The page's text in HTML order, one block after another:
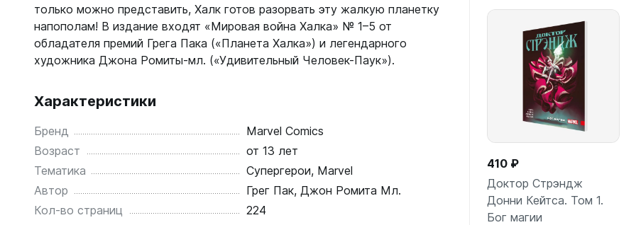
В корзину
410 ₽
Доктор Стрэндж
Донни Кейтса. Том 1.
Бог магии
только можно представить, Халк готов разорвать эту жалкую планетку
напополам! В издание входят «Мировая война Халка» № 1–5 от
обладателя премий Грега Пака («Планета Халка») и легендарного
художника Джона Ромиты-мл. («Удивительный Человек-Паук»).
Характеристики
Бренд
Marvel Comics
Возраст
от 13 лет
Тематика
Супергерои, Marvel
Автор
Грег Пак, Джон Ромита Мл.
Кол-во страниц
224